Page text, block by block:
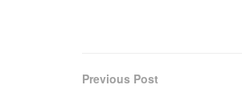
Previous Post